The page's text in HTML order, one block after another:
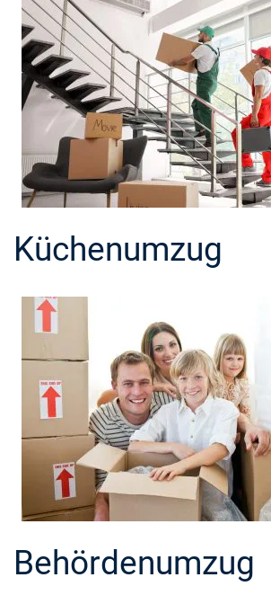
Küchenumzug
Behördenumzug